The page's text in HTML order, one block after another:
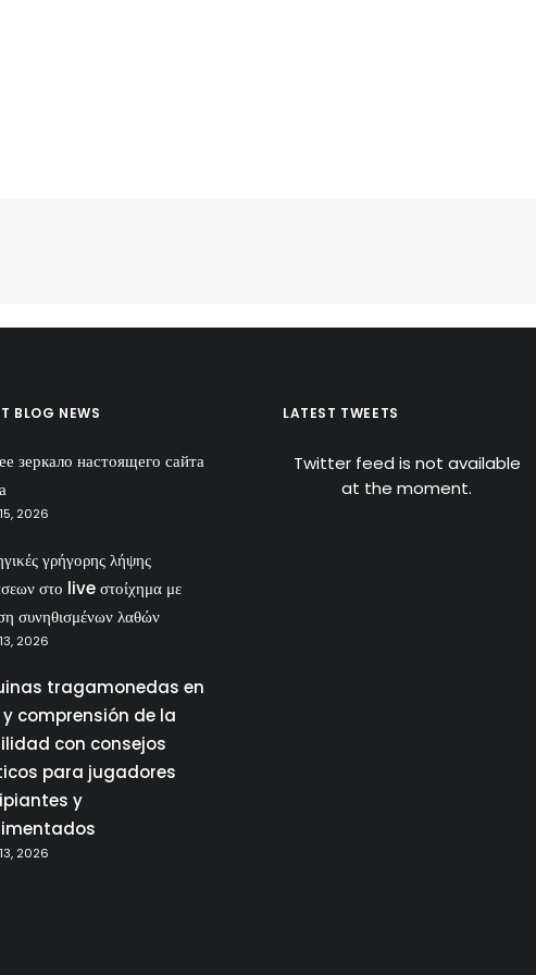
BLOG NEWS
зеркало настоящего сайта
2026
γρήγορης λήψης
στο live στοίχημα με
συνηθισμένων λαθών
2026
tragamonedas en
comprensión de la
con consejos
para jugadores
y
2026
LATEST TWEETS
Twitter feed is not available
at the moment.